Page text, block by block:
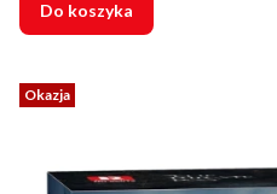
Do koszyka
Okazja